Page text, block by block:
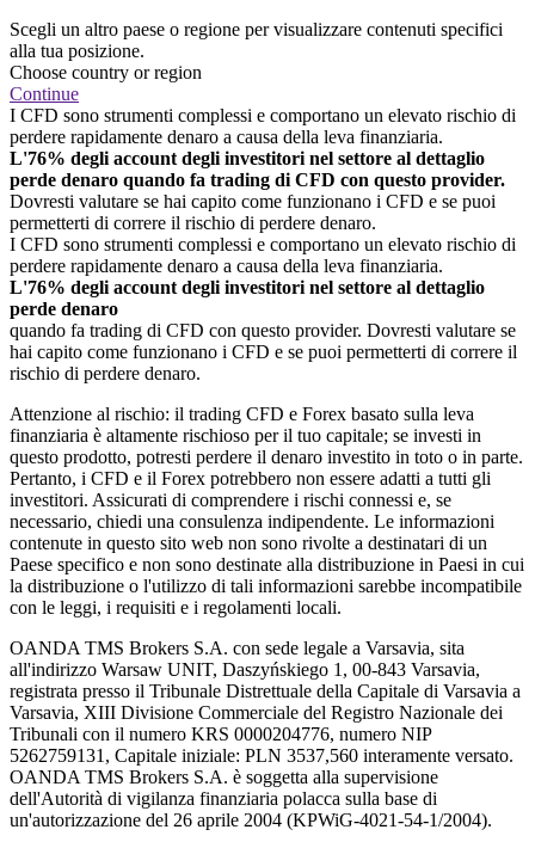
Scegli un altro paese o regione per visualizzare contenuti specifici
alla tua posizione.
Choose country or region
Continue
I CFD sono strumenti complessi e comportano un elevato rischio di
perdere rapidamente denaro a causa della leva finanziaria.
L'76% degli account degli investitori nel settore al dettaglio
perde denaro quando fa trading di CFD con questo provider.
Dovresti valutare se hai capito come funzionano i CFD e se puoi
permetterti di correre il rischio di perdere denaro.
I CFD sono strumenti complessi e comportano un elevato rischio di
perdere rapidamente denaro a causa della leva finanziaria.
L'76% degli account degli investitori nel settore al dettaglio
perde denaro
quando fa trading di CFD con questo provider. Dovresti valutare se
hai capito come funzionano i CFD e se puoi permetterti di correre il
rischio di perdere denaro.
Attenzione al rischio: il trading CFD e Forex basato sulla leva
finanziaria è altamente rischioso per il tuo capitale; se investi in
questo prodotto, potresti perdere il denaro investito in toto o in parte.
Pertanto, i CFD e il Forex potrebbero non essere adatti a tutti gli
investitori. Assicurati di comprendere i rischi connessi e, se
necessario, chiedi una consulenza indipendente. Le informazioni
contenute in questo sito web non sono rivolte a destinatari di un
Paese specifico e non sono destinate alla distribuzione in Paesi in cui
la distribuzione o l'utilizzo di tali informazioni sarebbe incompatibile
con le leggi, i requisiti e i regolamenti locali.
OANDA TMS Brokers S.A. con sede legale a Varsavia, sita
all'indirizzo Warsaw UNIT, Daszyńskiego 1, 00-843 Varsavia,
registrata presso il Tribunale Distrettuale della Capitale di Varsavia a
Varsavia, XIII Divisione Commerciale del Registro Nazionale dei
Tribunali con il numero KRS 0000204776, numero NIP
5262759131, Capitale iniziale: PLN 3537,560 interamente versato.
OANDA TMS Brokers S.A. è soggetta alla supervisione
dell'Autorità di vigilanza finanziaria polacca sulla base di
un'autorizzazione del 26 aprile 2004 (KPWiG-4021-54-1/2004).